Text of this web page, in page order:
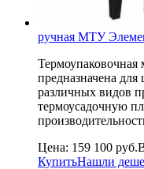
ручная МТУ
предназначена
различных видов
термоусадочную
Цена: 159 100 руб.
КупитьНашли